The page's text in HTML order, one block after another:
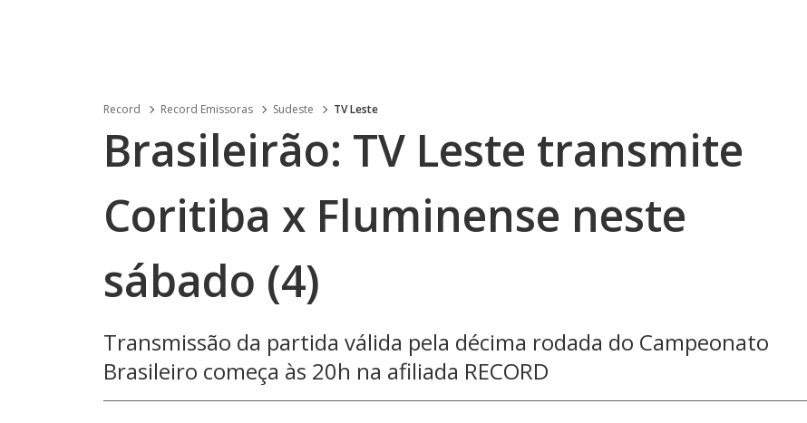
Record Record Emissoras Sudeste TV Leste
Brasileirão: TV Leste transmite
Coritiba x Fluminense neste
sábado (4)
Transmissão da partida válida pela décima rodada do Campeonato
Brasileiro começa às 20h na afiliada RECORD